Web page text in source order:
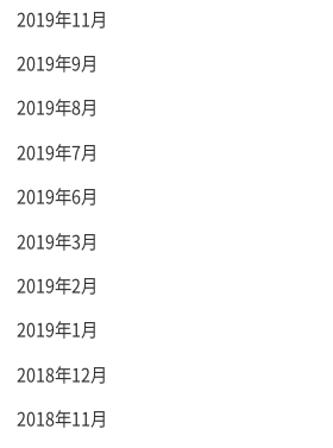
2019年11月
2019年9月
2019年8月
2019年7月
2019年6月
2019年3月
2019年2月
2019年1月
2018年12月
2018年11月